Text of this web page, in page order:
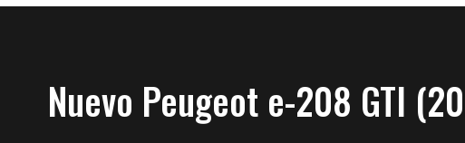
Nuevo Peugeot e-208 GTI